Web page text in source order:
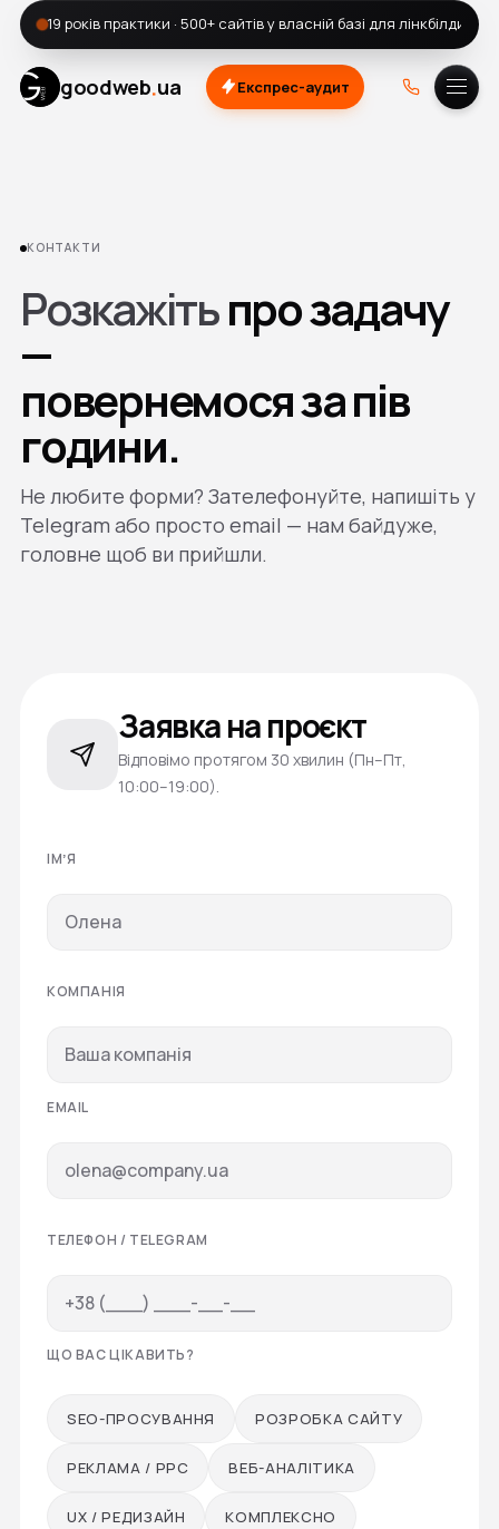
19 років практики · 500+ сайтів у власній базі для лінкбілдингу
goodweb.ua Експрес-аудит
КОНТАКТИ
Розкажітьпро задачу
—
повернемосяза пів
години.
Не любите форми? Зателефонуйте, напишіть у
Telegram або просто email — нам байдуже,
головне щоб ви прийшли.
Заявка на проєкт
Відповімо протягом 30 хвилин (Пн–Пт,
10:00–19:00).
ІМʼЯ
КОМПАНІЯ
EMAIL
ТЕЛЕФОН / TELEGRAM
ЩО ВАС ЦІКАВИТЬ?
SEO-ПРОСУВАННЯ РОЗРОБКА САЙТУ
РЕКЛАМА / PPC ВЕБ-АНАЛІТИКА
UX / РЕДИЗАЙН КОМПЛЕКСНО